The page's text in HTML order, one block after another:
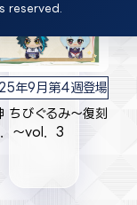
reserved.
年9月第4週登場
ちびぐるみ～復刻
～vol．3